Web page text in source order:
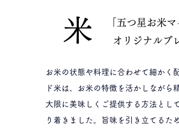
米
「五つ星お米
オリジナルブ
お米の状態や料理に合わせて細かく
ド米は、お米の特徴を活かしながら
大限に美味しくご提供する方法とし
り着きました。旨味を引き立てるた